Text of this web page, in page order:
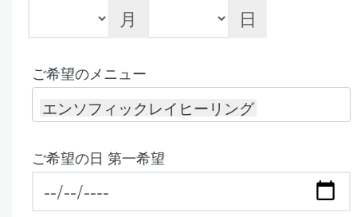
月
日
ご希望のメニュー
エンソフィックレイヒーリング
ご希望の日 第一希望